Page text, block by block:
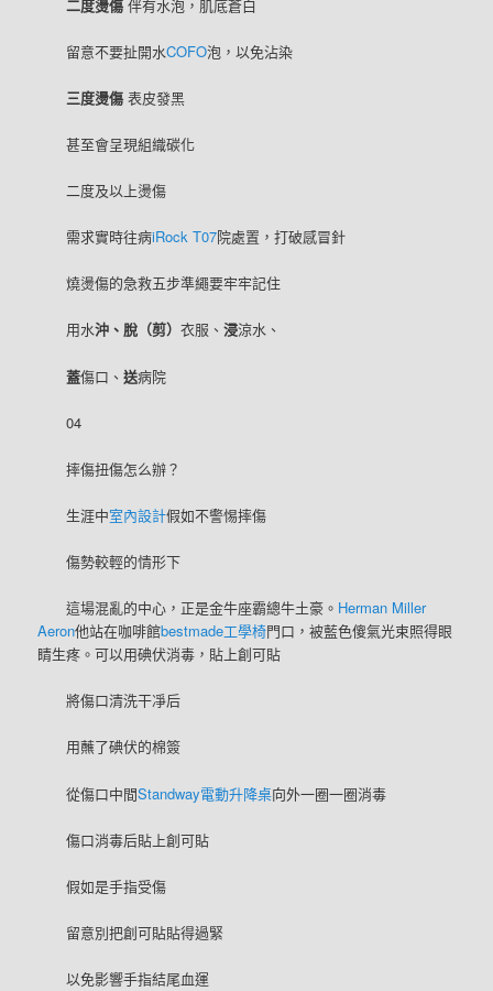
二度燙傷 伴有水泡，肌底蒼白
留意不要扯開水COFO泡，以免沾染
三度燙傷 表皮發黑
甚至會呈現組織碳化
二度及以上燙傷
需求實時往病iRock T07院處置，打破感冒針
燒燙傷的急救五步準繩要牢牢記住
用水沖、脫（剪）衣服、浸涼水、
蓋傷口、送病院
04
摔傷扭傷怎么辦？
生涯中室內設計假如不警惕摔傷
傷勢較輕的情形下
這場混亂的中心，正是金牛座霸總牛土豪。 Herman Miller
Aeron他站在咖啡館bestmade工學椅門口，被藍色傻氣光束照得眼
睛生疼。可以用碘伏消毒，貼上創可貼
將傷口清洗干凈后
用蘸了碘伏的棉簽
從傷口中間Standway電動升降桌向外一圈一圈消毒
傷口消毒后貼上創可貼
假如是手指受傷
留意別把創可貼貼得過緊
以免影響手指結尾血運